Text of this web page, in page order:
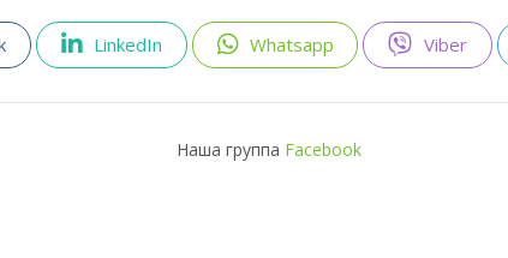
LinkedIn Whatsapp Viber
Наша группа Facebook